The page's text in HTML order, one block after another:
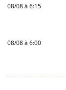
08/08 à 6:15
08/08 à 6:00